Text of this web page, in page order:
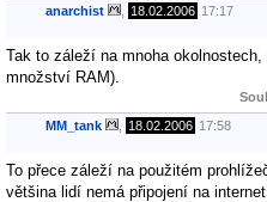
anarchist 18.02.2006 17:17
Tak to záleží na mnoha
množství RAM).
MM_tank 18.02.2006 17:58
To přece záleží na použitém
většina lidí nemá připojení na